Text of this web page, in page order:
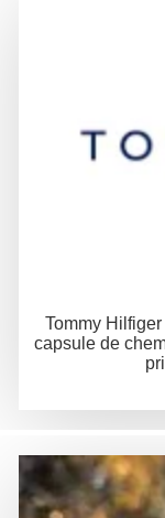
Tommy
capsule de